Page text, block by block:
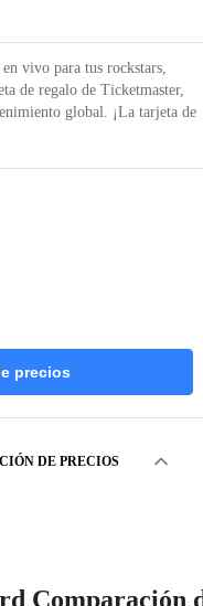
vivo para tus rockstars,
de regalo de Ticketmaster,
global. ¡La tarjeta de
precios
DE PRECIOS
Comparación